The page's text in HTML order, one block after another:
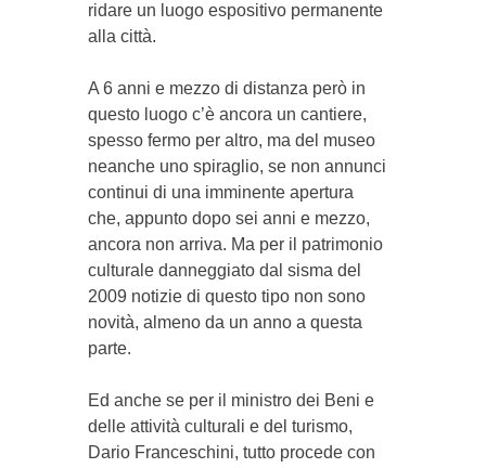
ridare un luogo es­positivo permanente
alla cit­tà.
A 6 anni e mezzo di di­stanza però in
questo luo­go c’è ancora un cantiere,
spesso fermo per altro, ma del museo
neanche uno spiraglio, se non annunci
continui di una imminente apertura
che, appunto do­po sei anni e mezzo,
ancora non arriva. Ma per il pa­trimonio
culturale danneggiato dal sisma del
2009 notizie di questo tipo non sono
novità, almeno da un anno a questa
parte.
Ed anche se per il mi­nistro dei Beni e
delle attività culturali e del turismo,
Dario Franceschini, tutto procede con